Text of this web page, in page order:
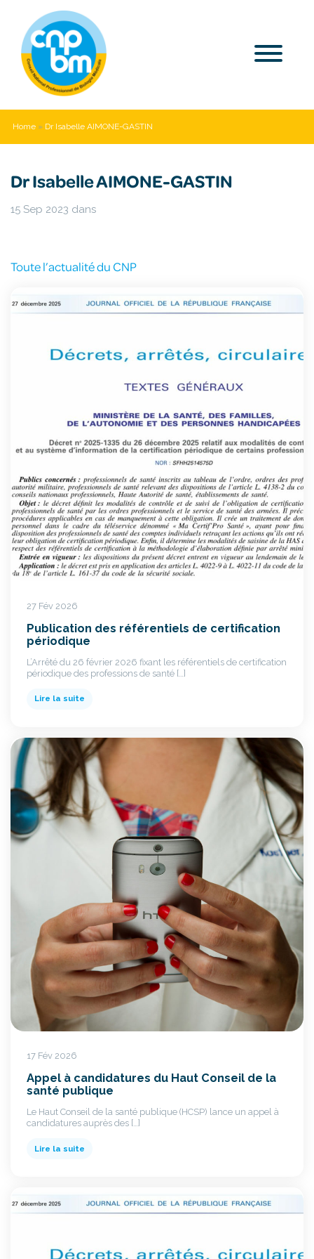
Home » Dr Isabelle AIMONE-GASTIN
Dr Isabelle AIMONE-GASTIN
15 Sep 2023 dans
Toute l’actualité du CNP
27 Fév 2026
Publication des référentiels de certification
périodique
L’Arrêté du 26 février 2026 fixant les référentiels de certification
périodique des professions de santé […]
Lire la suite
17 Fév 2026
Appel à candidatures du Haut Conseil de la
santé publique
Le Haut Conseil de la santé publique (HCSP) lance un appel à
candidatures auprès des […]
Lire la suite